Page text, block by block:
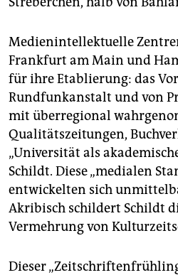
Medienintellektuelle
Frankfurt am Main und
für ihre Etablierung: das
Rundfunkanstalt und von
mit überregional
Qualitätszeitungen,
„Universität als
Schildt. Diese „medialen
entwickelten sich
Akribisch schildert Schildt
Vermehrung von
Dieser